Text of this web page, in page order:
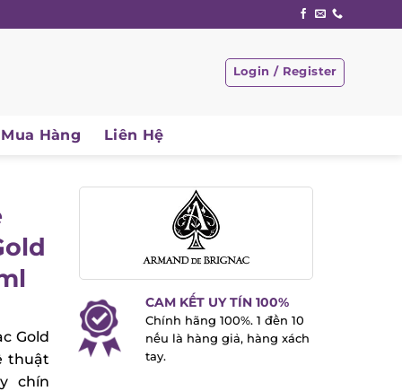
Login / Register
Mua Hàng Liên Hệ
Gold
thuật
chín
CAM KẾT UY TÍN 100%
Chính hãng 100%. 1 đền 10
nếu là hàng giả, hàng xách
tay.